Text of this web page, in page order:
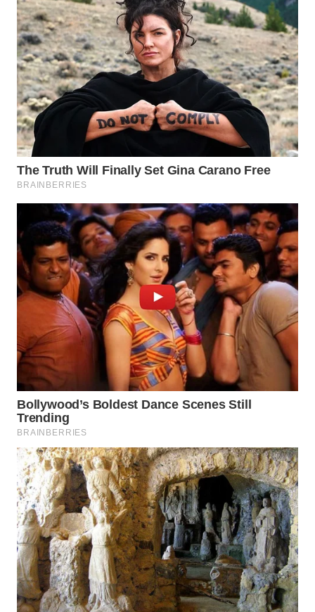
WN
KALTENG
WN
KALTARA
WN
KALSEL
WN
KALTIM
WN
SULSEL
WN
GORONTALO
WN
SULUT
WN
WN
MALUT
WN
DAIRI
WN
DANAU
TOBA
WN